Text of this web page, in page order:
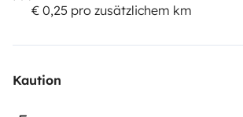
€ 0,25 pro zusätzlichem km
Kaution